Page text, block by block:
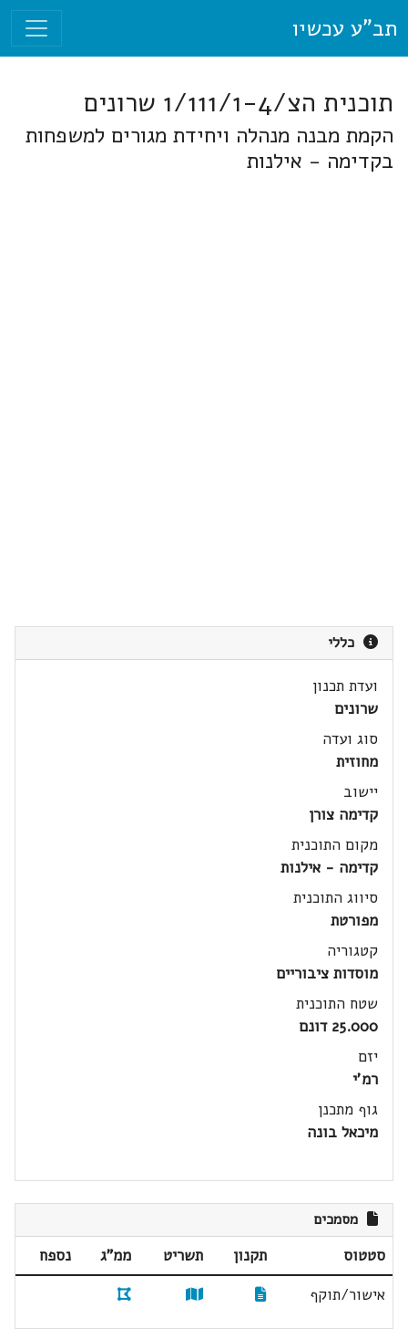
תב"ע עכשיו
תוכנית הצ/1/111/1-4 שרונים
הקמת מבנה מנהלה ויחידת מגורים למשפחות
בקדימה - אילנות
כללי
ועדת תכנון
שרונים
סוג ועדה
מחוזית
יישוב
קדימה צורן
מקום התוכנית
קדימה - אילנות
סיווג התוכנית
מפורטת
קטגוריה
מוסדות ציבוריים
שטח התוכנית
25.000 דונם
יזם
רמ'י
גוף מתכנן
מיכאל בונה
מסמכים
סטטוס תקנון תשריט ממ"ג
נספח
אישור/תוקף